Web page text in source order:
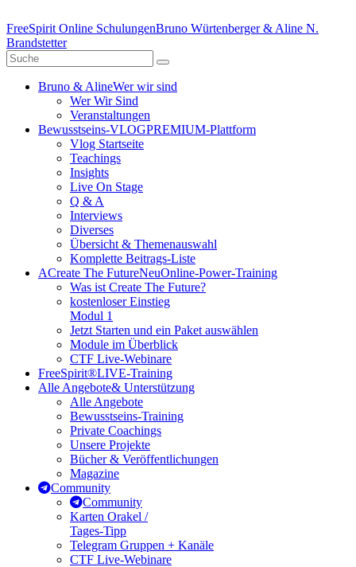
FreeSpirit Online SchulungenBruno Würtenberger & Aline N.
Brandstetter
Bruno & AlineWer wir sind
Wer Wir Sind
Veranstaltungen
Bewusstseins-VLOGPREMIUM-Plattform
Vlog Startseite
Teachings
Insights
Live On Stage
Q & A
Interviews
Diverses
Übersicht & Themenauswahl
Komplette Beitrags-Liste
ACreate The FutureNeuOnline-Power-Training
Was ist Create The Future?
kostenloser Einstieg
Modul 1
Jetzt Starten und ein Paket auswählen
Module im Überblick
CTF Live-Webinare
FreeSpirit®LIVE-Training
Alle Angebote& Unterstützung
Alle Angebote
Bewusstseins-Training
Private Coachings
Unsere Projekte
Bücher & Veröffentlichungen
Magazine
Community
Community
Karten Orakel /
Tages-Tipp
Telegram Gruppen + Kanäle
CTF Live-Webinare